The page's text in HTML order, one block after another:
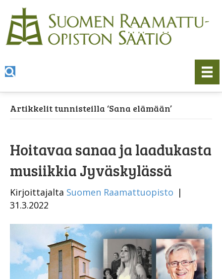
Artikkelit tunnisteilla ‘Sana elämään’
Hoitavaa sanaa ja laadukasta
musiikkia Jyväskylässä
Kirjoittajalta Suomen Raamattuopisto |
31.3.2022